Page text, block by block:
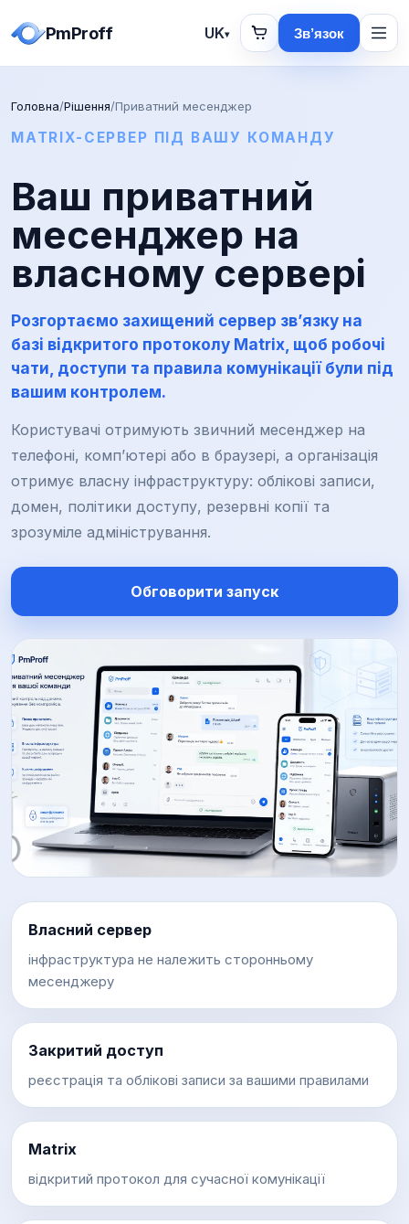
PmProff UK▾ Зв’язок
Головна/Рішення/Приватний месенджер
MATRIX-СЕРВЕР ПІД ВАШУ КОМАНДУ
Ваш приватний
месенджер на
власному сервері
Розгортаємо захищений сервер зв’язку на
базі відкритого протоколу Matrix, щоб робочі
чати, доступи та правила комунікації були під
вашим контролем.
Користувачі отримують звичний месенджер на
телефоні, комп’ютері або в браузері, а організація
отримує власну інфраструктуру: облікові записи,
домен, політики доступу, резервні копії та
зрозуміле адміністрування.
Обговорити запуск
Власний сервер
інфраструктура не належить сторонньому
месенджеру
Закритий доступ
реєстрація та облікові записи за вашими правилами
Matrix
відкритий протокол для сучасної комунікації